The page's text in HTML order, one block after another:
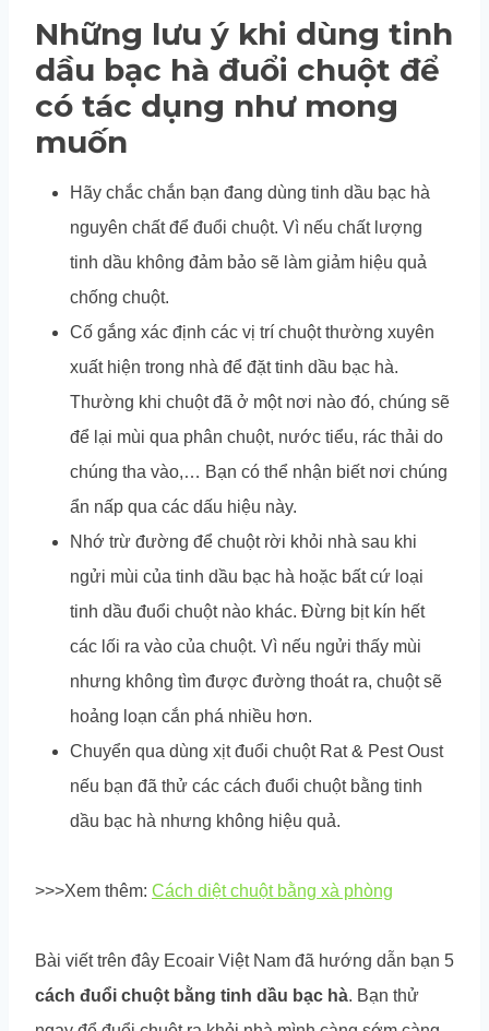
Những lưu ý khi dùng tinh
dầu bạc hà đuổi chuột để
có tác dụng như mong
muốn
Hãy chắc chắn bạn đang dùng tinh dầu bạc hà
nguyên chất để đuổi chuột. Vì nếu chất lượng
tinh dầu không đảm bảo sẽ làm giảm hiệu quả
chống chuột.
Cố gắng xác định các vị trí chuột thường xuyên
xuất hiện trong nhà để đặt tinh dầu bạc hà.
Thường khi chuột đã ở một nơi nào đó, chúng sẽ
để lại mùi qua phân chuột, nước tiểu, rác thải do
chúng tha vào,… Bạn có thể nhận biết nơi chúng
ẩn nấp qua các dấu hiệu này.
Nhớ trừ đường để chuột rời khỏi nhà sau khi
ngửi mùi của tinh dầu bạc hà hoặc bất cứ loại
tinh dầu đuổi chuột nào khác. Đừng bịt kín hết
các lối ra vào của chuột. Vì nếu ngửi thấy mùi
nhưng không tìm được đường thoát ra, chuột sẽ
hoảng loạn cắn phá nhiều hơn.
Chuyển qua dùng xịt đuổi chuột Rat & Pest Oust
nếu bạn đã thử các cách đuổi chuột bằng tinh
dầu bạc hà nhưng không hiệu quả.
>>>Xem thêm: Cách diệt chuột bằng xà phòng
Bài viết trên đây Ecoair Việt Nam đã hướng dẫn bạn 5
cách đuổi chuột bằng tinh dầu bạc hà. Bạn thử